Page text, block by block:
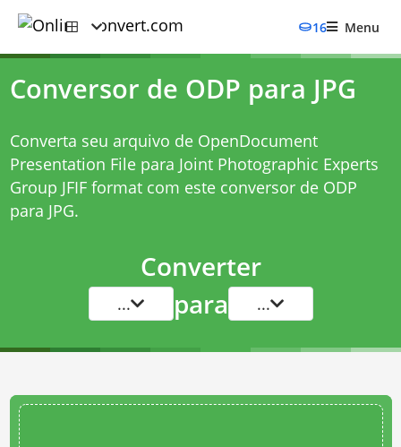
16 Menu
Conversor de ODP para JPG
Converta seu arquivo de OpenDocument
Presentation File para Joint Photographic Experts
Group JFIF format com este conversor de ODP
para JPG.
Converter
... para ...